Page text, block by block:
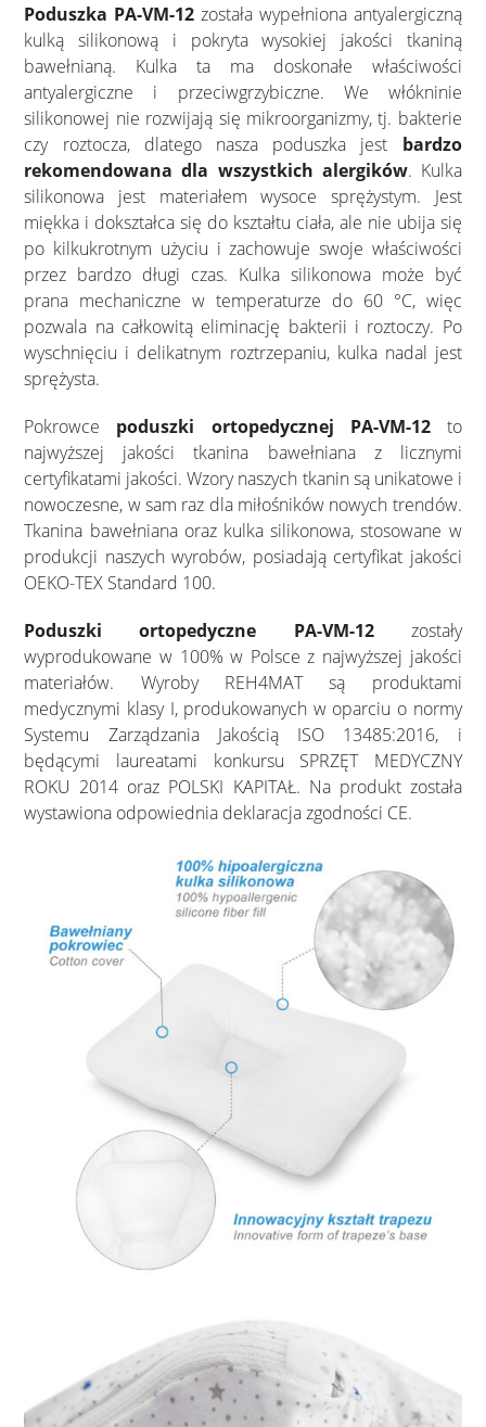
Poduszka PA-VM-12 została wypełniona antyalergiczną
kulką silikonową i pokryta wysokiej jakości tkaniną
bawełnianą. Kulka ta ma doskonałe właściwości
antyalergiczne i przeciwgrzybiczne. We włókninie
silikonowej nie rozwijają się mikroorganizmy, tj. bakterie
czy roztocza, dlatego nasza poduszka jest bardzo
rekomendowana dla wszystkich alergików. Kulka
silikonowa jest materiałem wysoce sprężystym. Jest
miękka i dokształca się do kształtu ciała, ale nie ubija się
po kilkukrotnym użyciu i zachowuje swoje właściwości
przez bardzo długi czas. Kulka silikonowa może być
prana mechaniczne w temperaturze do 60 °C, więc
pozwala na całkowitą eliminację bakterii i roztoczy. Po
wyschnięciu i delikatnym roztrzepaniu, kulka nadal jest
sprężysta.
Pokrowce poduszki ortopedycznej PA-VM-12to
najwyższej jakości tkanina bawełniana z licznymi
certyfikatami jakości. Wzory naszych tkanin są unikatowe i
nowoczesne, w sam raz dla miłośników nowych trendów.
Tkanina bawełniana oraz kulka silikonowa, stosowane w
produkcji naszych wyrobów, posiadają certyfikat jakości
OEKO-TEX Standard 100.
Poduszki ortopedyczne PA-VM-12zostały
wyprodukowane w 100% w Polsce z najwyższej jakości
materiałów. Wyroby REH4MAT są produktami
medycznymi klasy I, produkowanych w oparciu o normy
Systemu Zarządzania Jakością ISO 13485:2016, i
będącymi laureatami konkursu SPRZĘT MEDYCZNY
ROKU 2014 oraz POLSKI KAPITAŁ. Na produkt została
wystawiona odpowiednia deklaracja zgodności CE.